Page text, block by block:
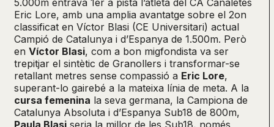
Eric Lore, amb una amplia avantatge sobre el 2on
classificat en Víctor Blasi (CE Universitari) actual
Campió de Catalunya i d’Espanya de 1.500m. Però
en Víctor Blasi, com a bon migfondista va ser
trepitjar el sintètic de Granollers i transformar-se
retallant metres sense compassió a Eric Lore,
superant-lo gairebé a la mateixa línia de meta. A la
cursa femenina la seva germana, la Campiona de
Catalunya Absoluta i d’Espanya Sub18 de 800m,
Paula Blasi seria la millor de les Sub18, només